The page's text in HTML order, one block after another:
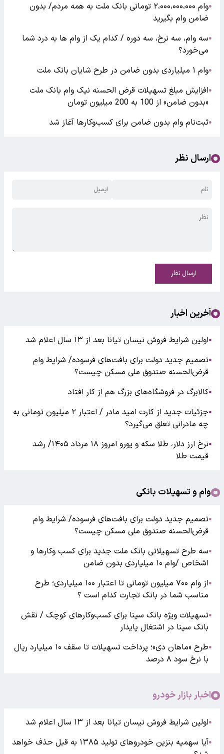
●
وام ۲،۰۰۰،۰۰۰،۰۰۰ تومانی بانک ملت به همه مردم/ بدون
ضامن وام بگیرید
●سه وام، سه نرخ، سه دوره / کدام یک از وام‌ ها به درد شما
می‌خورد؟
●وام ۱ میلیاردی بدون ضامن در طرح شایان بانک ملت
●افزایش مبلغ تسهیلات قرض الحسنه نیک وام بانک ملت
«بدون ضامن» از 100 به 200 میلیون تومان
●ثبت‌نام وام بدون ضامن برای کسب‌وکارها آغاز شد
ارسال نظر
ارسال نظر
آخرین اخبار
●اولین شرایط فروش نیسان تیانا بعد از ۱۳ سال اعلام شد
●تصمیم جدید دولت برای بافت‌های فرسوده/ شرایط وام
قرض‌الحسنه صندوق ملی مسکن چیست؟
●کالابرگ در فروشگاه‌های بزرگ هم از کار افتاد
●
جزئیات جدید از کارت امید مادر / اعتبار ۲ میلیون تومانی به
چه مادرانی تعلق می‌گیرد؟
●
نرخ ارز دلار، طلا سکه و یورو امروز ۱۸ مرداد ۱۴۰۵/ رشد
قیمت طلا
وام و تسهیلات بانکی
●تصمیم جدید دولت برای بافت‌های فرسوده/ شرایط وام
قرض‌الحسنه صندوق ملی مسکن چیست؟
●سه طرح تسهیلاتی بانک ملت جدید برای کسب وکارها و
اشخاص /وام ۱۰ میلیاردی بدون ضامن
●
از وام ۷۰۰ میلیون تومانی تا اعتبار ۱۰۰ میلیاردی؛ طرح
مناسب شما در بانک تجارت کدام است ؟
●تسهیلات ویژه بانک سینا برای کسب‌وکارهای کوچک / نقش
بانک سینا در اشتغال پایدار
●
طرح «ماهان دی»؛ پرداخت تسهیلات تا سقف ۱۰ میلیارد ریال
با نرخ سود ۸ درصد
اخبار بازار خودرو
●اولین شرایط فروش نیسان تیانا بعد از ۱۳ سال اعلام شد
●
آیا سهمیه بنزین خودروهای تولید ۱۳۸۵ به قبل حذف خواهد